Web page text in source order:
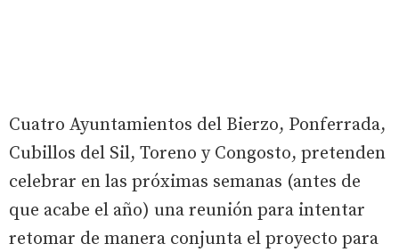
Cuatro Ayuntamientos del Bierzo, Ponferrada,
Cubillos del Sil, Toreno y Congosto, pretenden
celebrar en las próximas semanas (antes de
que acabe el año) una reunión para intentar
retomar de manera conjunta el proyecto para